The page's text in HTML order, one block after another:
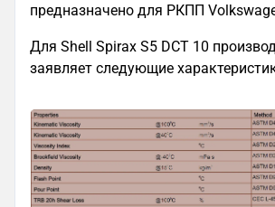
предназначено для РКПП
Для Shell Spirax S5 DCT 10
заявляет следующие